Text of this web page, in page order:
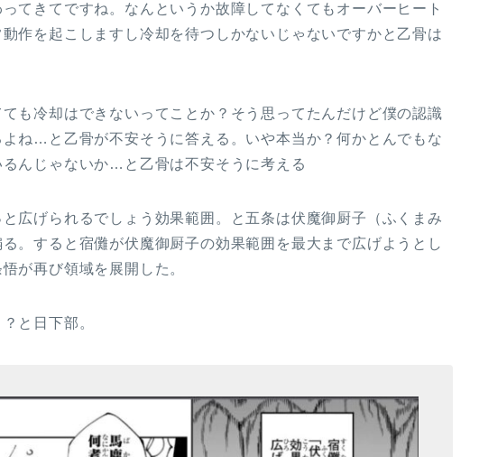
てきてですね。なんというか故障してなくてもオーバーヒート
作を起こしますし冷却を待つしかないじゃないですかと乙骨は
も冷却はできないってことか？そう思ってたんだけど僕の認識
ね…と乙骨が不安そうに答える。いや本当か？何かとんでもな
んじゃないか…と乙骨は不安そうに考える
広げられるでしょう効果範囲。と五条は伏魔御厨子（ふくまみ
。すると宿儺が伏魔御厨子の効果範囲を最大まで広げようとし
が再び領域を展開した。
と日下部。